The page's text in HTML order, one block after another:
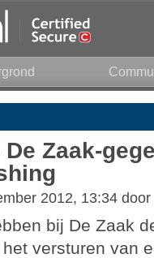
De Zaak-
2012, 13:34 door
bij De Zaak
versturen van